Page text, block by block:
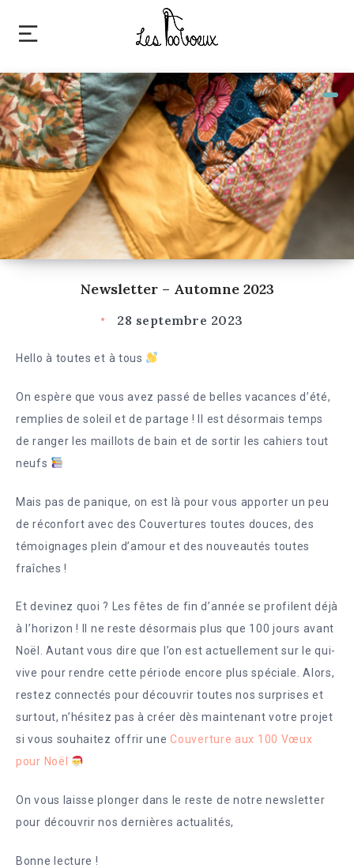
Newsletter – Automne 2023
28 septembre 2023
Hello à toutes et à tous
On espère que vous avez passé de belles vacances d’été,
remplies de soleil et de partage ! Il est désormais temps
de ranger les maillots de bain et de sortir les cahiers tout
neufs
Mais pas de panique, on est là pour vous apporter un peu
de réconfort avec des Couvertures toutes douces, des
témoignages plein d’amour et des nouveautés toutes
fraîches !
Et devinez quoi ? Les fêtes de fin d’année se profilent déjà
à l’horizon ! Il ne reste désormais plus que 100 jours avant
Noël. Autant vous dire que l’on est actuellement sur le qui-
vive pour rendre cette période encore plus spéciale. Alors,
restez connectés pour découvrir toutes nos surprises et
surtout, n’hésitez pas à créer dès maintenant votre projet
si vous souhaitez offrir uneCouverture aux 100 Vœux
pour Noël
On vous laisse plonger dans le reste de notre newsletter
pour découvrir nos dernières actualités,
Bonne lecture !